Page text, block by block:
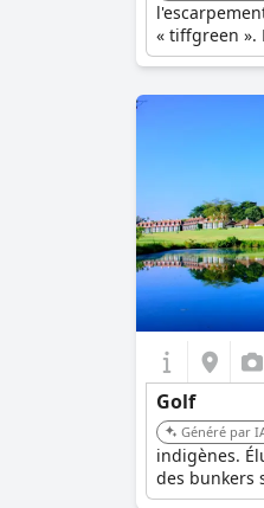
« tiffgreen ».
Golf
Généré par
indigènes.
des bunkers